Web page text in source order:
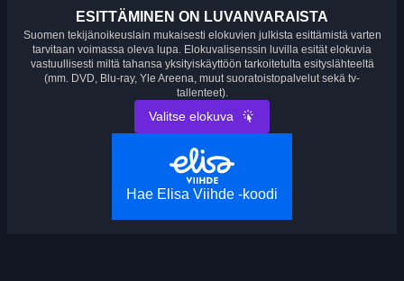
ESITTÄMINEN ON LUVANVARAISTA
Suomen tekijänoikeuslain mukaisesti elokuvien julkista esittämistä varten
tarvitaan voimassa oleva lupa. Elokuvalisenssin luvilla esität elokuvia
vastuullisesti miltä tahansa yksityiskäyttöön tarkoitetulta esityslähteeltä
(mm. DVD, Blu-ray, Yle Areena, muut suoratoistopalvelut sekä tv-
tallenteet).
Valitse elokuva
Hae Elisa Viihde -koodi